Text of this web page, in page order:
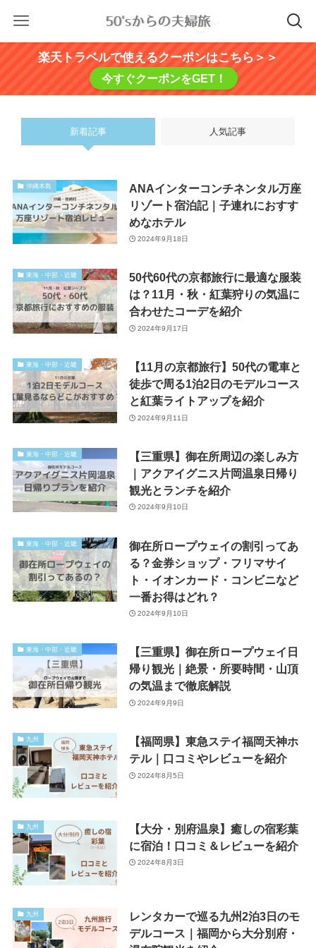
楽天トラベルで使えるクーポンはこちら＞＞
今すぐクーポンをGET！
新着記事 人気記事
沖縄本島
ANAインターコンチネンタル万座
リゾート宿泊記｜子連れにおすす
めなホテル
2024年9月18日
東海・中部・近畿
50代60代の京都旅行に最適な服装
は？11月・秋・紅葉狩りの気温に
合わせたコーデを紹介
2024年9月17日
東海・中部・近畿
【11月の京都旅行】50代の電車と
徒歩で周る1泊2日のモデルコース
と紅葉ライトアップを紹介
2024年9月11日
東海・中部・近畿
【三重県】御在所周辺の楽しみ方
｜アクアイグニス片岡温泉日帰り
観光とランチを紹介
2024年9月10日
東海・中部・近畿
御在所ロープウェイの割引ってあ
る？金券ショップ・フリマサイ
ト・イオンカード・コンビニなど
一番お得はどれ？
2024年9月10日
東海・中部・近畿
【三重県】御在所ロープウェイ日
帰り観光｜絶景・所要時間・山頂
の気温まで徹底解説
2024年9月9日
九州
【福岡県】東急ステイ福岡天神ホ
テル｜口コミやレビューを紹介
2024年8月5日
九州
【大分・別府温泉】癒しの宿彩葉
に宿泊！口コミ＆レビューを紹介
2024年8月3日
九州
レンタカーで巡る九州2泊3日のモ
デルコース｜福岡から大分別府・